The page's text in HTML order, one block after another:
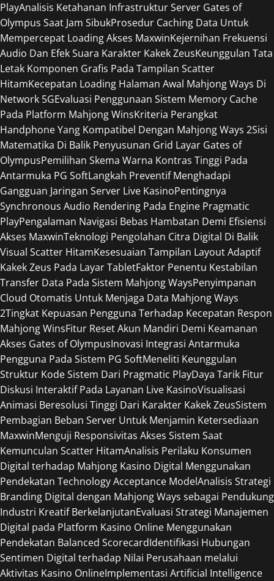
PlayAnalisis Ketahanan Infrastruktur Server Gates of
Olympus Saat Jam SibukProsedur Caching Data Untuk
Mempercepat Loading Akses MaxwinKejernihan Frekuensi
Audio Dan Efek Suara Karakter Kakek ZeusKeunggulan Tata
Letak Komponen Grafis Pada Tampilan Scatter
HitamKecepatan Loading Halaman Awal Mahjong Ways Di
Network 5GEvaluasi Penggunaan Sistem Memory Cache
Pada Platform Mahjong WinsKriteria Perangkat
Handphone Yang Kompatibel Dengan Mahjong Ways 2Sisi
Matematika Di Balik Penyusunan Grid Layar Gates of
OlympusPemilihan Skema Warna Kontras Tinggi Pada
Antarmuka PG SoftLangkah Preventif Menghadapi
Gangguan Jaringan Server Live KasinoPentingnya
Synchronous Audio Rendering Pada Engine Pragmatic
PlayPengalaman Navigasi Bebas Hambatan Demi Efisiensi
Akses MaxwinTeknologi Pengolahan Citra Digital Di Balik
Visual Scatter HitamKesesuaian Tampilan Layout Adaptif
Kakek Zeus Pada Layar TabletFaktor Penentu Kestabilan
Transfer Data Pada Sistem Mahjong WaysPenyimpanan
Cloud Otomatis Untuk Menjaga Data Mahjong Ways
2Tingkat Kepuasan Pengguna Terhadap Kecepatan Respon
Mahjong WinsFitur Reset Akun Mandiri Demi Keamanan
Akses Gates of OlympusInovasi Integrasi Antarmuka
Pengguna Pada Sistem PG SoftMeneliti Keunggulan
Struktur Kode Sistem Dari Pragmatic PlayDaya Tarik Fitur
Diskusi Interaktif Pada Layanan Live KasinoVisualisasi
Animasi Beresolusi Tinggi Dari Karakter Kakek ZeusSistem
Pembagian Beban Server Untuk Menjamin Ketersediaan
MaxwinMenguji Responsivitas Akses Sistem Saat
Kemunculan Scatter HitamAnalisis Perilaku Konsumen
Digital terhadap Mahjong Kasino Digital Menggunakan
Pendekatan Technology Acceptance ModelAnalisis Strategi
Branding Digital dengan Mahjong Ways sebagai Pendukung
Industri Kreatif BerkelanjutanEvaluasi Strategi Manajemen
Digital pada Platform Kasino Online Menggunakan
Pendekatan Balanced ScorecardIdentifikasi Hubungan
Sentimen Digital terhadap Nilai Perusahaan melalui
Aktivitas Kasino OnlineImplementasi Artificial Intelligence